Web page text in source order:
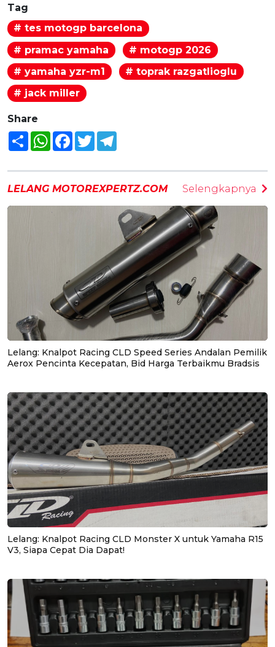
Tag
# tes motogp barcelona
# pramac yamaha
# motogp 2026
# yamaha yzr-m1
# toprak razgatlioglu
# jack miller
Share
Share WhatsAppFacebook
Twitter
LELANG MOTOREXPERTZ.COM Selengkapnya
Lelang: Knalpot Racing CLD Speed Series Andalan Pemilik
Aerox Pencinta Kecepatan, Bid Harga Terbaikmu Bradsis
Lelang: Knalpot Racing CLD Monster X untuk Yamaha R15
V3, Siapa Cepat Dia Dapat!